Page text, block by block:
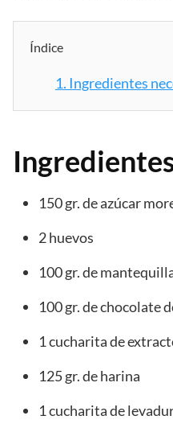
Índice
1. Ingredientes
150 gr. de azúcar
2 huevos
100 gr. de
100 gr. de chocolate
1 cucharita de
125 gr. de harina
1 cucharita de